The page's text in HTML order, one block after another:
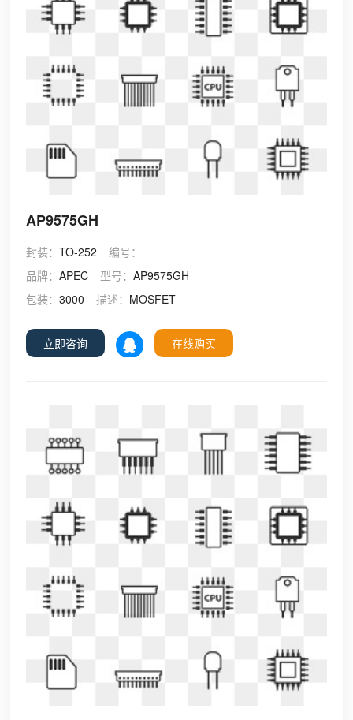
AP9575GH
封装：TO-252
编号：
品牌：APEC 型号：AP9575GH
包装：3000 描述： MOSFET
立即咨询 在线购买